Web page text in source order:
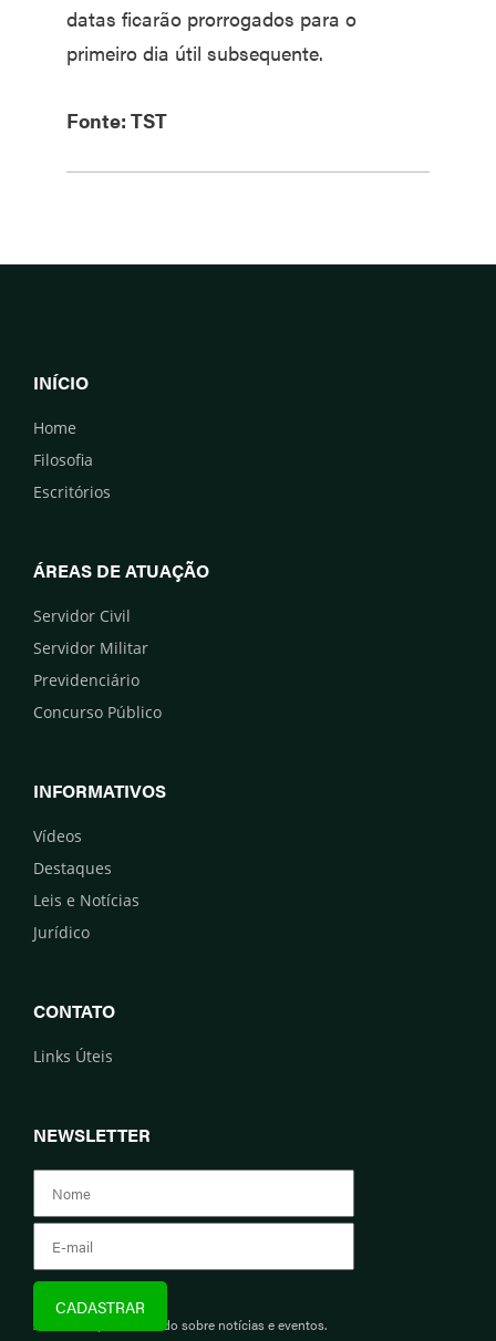
datas ficarão prorrogados para o
primeiro dia útil subsequente.
Fonte: TST
INÍCIO
Home
Filosofia
Escritórios
ÁREAS DE ATUAÇÃO
Servidor Civil
Servidor Militar
Previdenciário
Concurso Público
INFORMATIVOS
Vídeos
Destaques
Leis e Notícias
Jurídico
CONTATO
Links Úteis
NEWSLETTER
Assine e fique informado sobre notícias e eventos.